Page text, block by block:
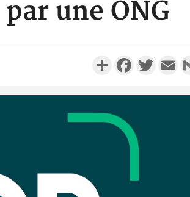
une ONG
PartagerFacebookTwitter
Côte d'Ivoire
personnes